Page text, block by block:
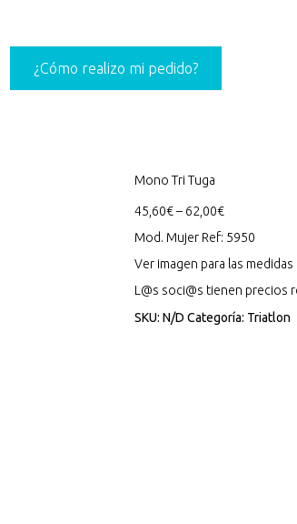
¿Cómo realizo mi pedido?
Mono Tri Tuga
45,60€– 62,00€
Mod. Mujer Ref: 5950
Ver imagen para las medidas
L@s soci@s tienen precios
SKU: N/D Categoría: Triatlon